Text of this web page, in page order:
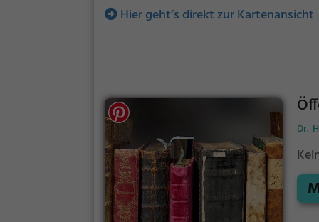
Hier geht’s direkt zur Kartenansicht
Dr.-